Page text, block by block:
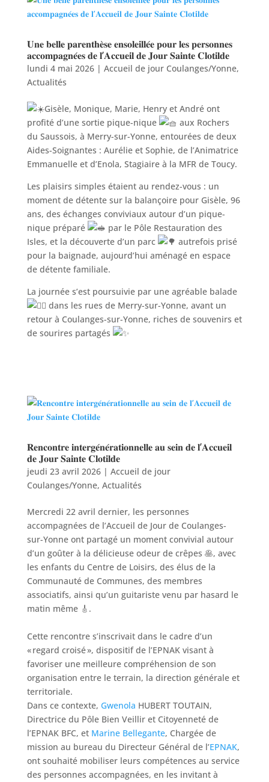
𝐔𝐧𝐞 𝐛𝐞𝐥𝐥𝐞 𝐩𝐚𝐫𝐞𝐧𝐭𝐡𝐞̀𝐬𝐞 𝐞𝐧𝐬𝐨𝐥𝐞𝐢𝐥𝐥𝐞́𝐞 𝐩𝐨𝐮𝐫 𝐥𝐞𝐬 𝐩𝐞𝐫𝐬𝐨𝐧𝐧𝐞𝐬
𝐚𝐜𝐜𝐨𝐦𝐩𝐚𝐠𝐧𝐞́𝐞𝐬 𝐝𝐞 𝐥’𝐀𝐜𝐜𝐮𝐞𝐢𝐥 𝐝𝐞 𝐉𝐨𝐮𝐫 𝐒𝐚𝐢𝐧𝐭𝐞 𝐂𝐥𝐨𝐭𝐢𝐥𝐝𝐞
lundi 4 mai 2026| Accueil de jour Coulanges/Yonne,
Actualités
Gisèle, Monique, Marie, Henry et André ont
profité d’une sortie pique-nique
aux Rochers
du Saussois, à Merry-sur-Yonne, entourées de deux
Aides-Soignantes : Aurélie et Sophie, de l’Animatrice
Emmanuelle et d’Enola, Stagiaire à la MFR de Toucy.
Les plaisirs simples étaient au rendez-vous : un
moment de détente sur la balançoire pour Gisèle, 96
ans, des échanges conviviaux autour d’un pique-
nique préparé
par le Pôle Restauration des
Isles, et la découverte d’un parc
autrefois prisé
pour la baignade, aujourd’hui aménagé en espace
de détente familiale.
La journée s’est poursuivie par une agréable balade
dans les rues de Merry-sur-Yonne, avant un
retour à Coulanges-sur-Yonne, riches de souvenirs et
de sourires partagés
𝐑𝐞𝐧𝐜𝐨𝐧𝐭𝐫𝐞 𝐢𝐧𝐭𝐞𝐫𝐠𝐞́𝐧𝐞́𝐫𝐚𝐭𝐢𝐨𝐧𝐧𝐞𝐥𝐥𝐞 𝐚𝐮 𝐬𝐞𝐢𝐧 𝐝𝐞 𝐥’𝐀𝐜𝐜𝐮𝐞𝐢𝐥
𝐝𝐞 𝐉𝐨𝐮𝐫 𝐒𝐚𝐢𝐧𝐭𝐞 𝐂𝐥𝐨𝐭𝐢𝐥𝐝𝐞
jeudi 23 avril 2026| Accueil de jour
Coulanges/Yonne, Actualités
Mercredi 22 avril dernier, les personnes
accompagnées de l’Accueil de Jour de Coulanges-
sur-Yonne ont partagé un moment convivial autour
d’un goûter à la délicieuse odeur de crêpes 🥞, avec
les enfants du Centre de Loisirs, des élus de la
Communauté de Communes, des membres
associatifs, ainsi qu’un guitariste venu par hasard le
matin même 🎸.
Cette rencontre s’inscrivait dans le cadre d’un
« regard croisé », dispositif de l’EPNAK visant à
favoriser une meilleure compréhension de son
organisation entre le terrain, la direction générale et
territoriale.
Dans ce contexte, Gwenola HUBERT TOUTAIN,
Directrice du Pôle Bien Veillir et Citoyenneté de
l’EPNAK BFC, et Marine Bellegante, Chargée de
mission au bureau du Directeur Général de l’EPNAK,
ont souhaité mobiliser leurs compétences au service
des personnes accompagnées, en les invitant à